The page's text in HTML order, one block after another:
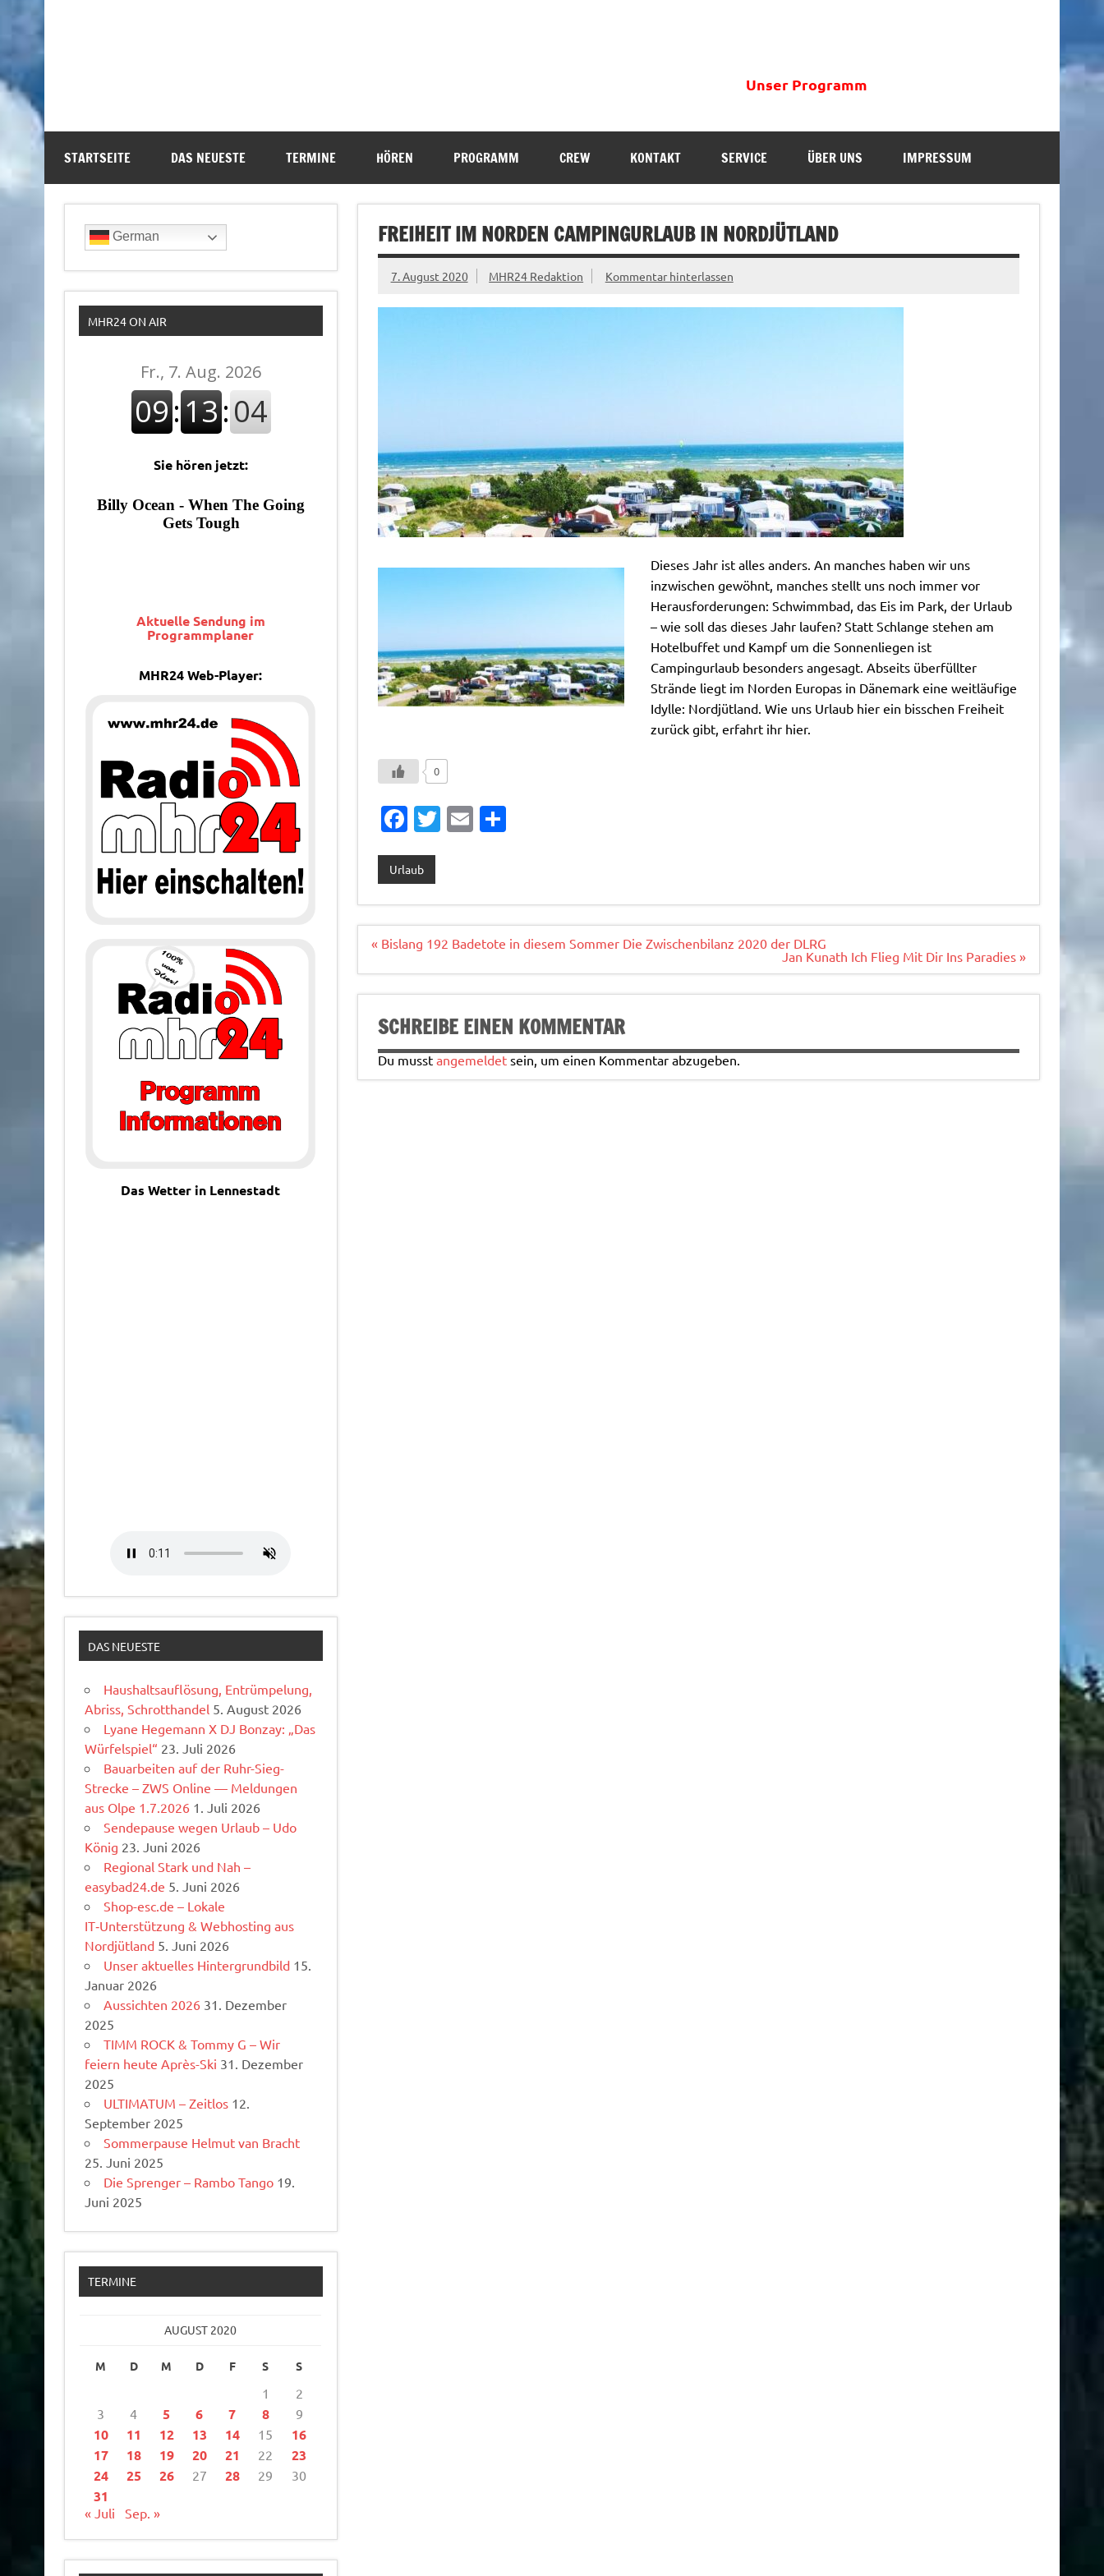
Unser Programm
STARTSEITE DAS NEUESTE TERMINE HÖREN PROGRAMM CREW KONTAKT SERVICE ÜBER UNS IMPRESSUM
FREIHEIT IM NORDEN CAMPINGURLAUB IN NORDJÜTLAND
7. August 2020 MHR24 Redaktion Kommentar hinterlassen
Dieses Jahr ist alles anders. An manches haben wir uns
inzwischen gewöhnt, manches stellt uns noch immer vor
Herausforderungen: Schwimmbad, das Eis im Park, der Urlaub
– wie soll das dieses Jahr laufen? Statt Schlange stehen am
Hotelbuffet und Kampf um die Sonnenliegen ist
Campingurlaub besonders angesagt. Abseits überfüllter
Strände liegt im Norden Europas in Dänemark eine weitläufige
Idylle: Nordjütland. Wie uns Urlaub hier ein bisschen Freiheit
zurück gibt, erfahrt ihr hier.
0
Fa
e
b
o
o
k
T
te
r
E
l
T
n
Urlaub
Beitragsnavigation
« Bislang 192 Badetote in diesem Sommer Die Zwischenbilanz 2020 der DLRG
Jan Kunath Ich Flieg Mit Dir Ins Paradies »
SCHREIBE EINEN KOMMENTAR
Du musst angemeldetsein, um einen Kommentar abzugeben.
German
MHR24 ON AIR
Sie hören jetzt:
Aktuelle Sendung im
Programmplaner
MHR24 Web-Player:
Das Wetter in Lennestadt
DAS NEUESTE
Haushaltsauflösung, Entrümpelung,
Abriss, Schrotthandel 5. August 2026
Lyane Hegemann X DJ Bonzay: „Das
Würfelspiel“ 23. Juli 2026
Bauarbeiten auf der Ruhr-Sieg-
Strecke – ZWS Online — Meldungen
aus Olpe 1.7.2026 1. Juli 2026
Sendepause wegen Urlaub – Udo
König 23. Juni 2026
Regional Stark und Nah –
easybad24.de 5. Juni 2026
Shop-esc.de – Lokale
IT‑Unterstützung & Webhosting aus
Nordjütland 5. Juni 2026
Unser aktuelles Hintergrundbild 15.
Januar 2026
Aussichten 2026 31. Dezember
2025
TIMM ROCK & Tommy G – Wir
feiern heute Après-Ski 31. Dezember
2025
ULTIMATUM – Zeitlos 12.
September 2025
Sommerpause Helmut van Bracht
25. Juni 2025
Die Sprenger – Rambo Tango 19.
Juni 2025
TERMINE
AUGUST 2020
M D M D F S S
1
2
3
4 5 6 7 8 9
10 11 12 13 14 15
16
17
18 19 20 21 22
23
24
25 26 27 28 29 30
31
« Juli Sep. »